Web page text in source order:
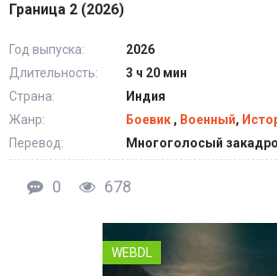
Граница 2 (2026)
Год выпуска:
2026
Длительность:
3 ч 20 мин
Страна:
Индия
Жанр:
Боевик , Военный,
Перевод:
Многоголосый
0 678
WEBDL